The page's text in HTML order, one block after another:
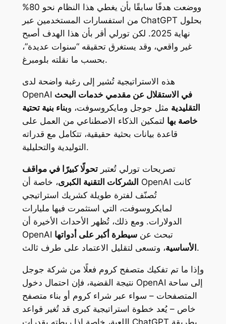
ووضعت هدفًا سابقًا بأن يغطي هذا النظام نحو 80%
من استفسارات المستخدمين عبر ChatGPT بحلول
نهاية 2025. لكن تورلي أقر بأن هذا الهدف أصبح
غير واقعي، وقد يستغرق تحقيقه “سنوات عديدة”،
بحسب ما نقلته بلومبرغ.
هذه الاستراتيجية تُشير إلى رغبة واضحة لدى
OpenAI في الاستقلال عن مقدمي خدمات البحث
التقليدية مثل جوجل ومايكروسوفت، وبناء بنية تحتية
خاصة بها لتمكين الذكاء الاصطناعي من العمل على
قاعدة بيانات بحثية حقيقية، تتكامل مع قدراته
التوليدية والتحليلية.
تصريحات تورلي تُعتبرتحولًا كبيرًا في مواقف
الشركات التقنية الكبرى، خاصة أن OpenAI كانت
تُصنّف لفترة طويلة كشريك استراتيجي
لمايكروسوفت، التي استثمرت فيها مليارات
الدولارات. ومع ذلك، تُظهر الأحداث الأخيرة أن
OpenAI تبحث عنسيطرة أكبر على أدواتها
الأساسية ، وتسعى لتقليل الاعتماد على طرف ثالث.
وإذا ما تم تفكيك متصفح كروم فعلًا من شركة جوجل
نتيجة القضية، فإن احتمال دخول OpenAI إلى ساحة
المتصفحات – سواء عبر شراء كروم أو بناء متصفح
خاص – يُعد خطوة استراتيجية كبرى قد تُغير قواعد
اللعبة، خاصة إذا ربطته بقدرات ChatGPT بطريقة